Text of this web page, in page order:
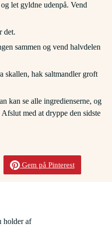
let gyldne udenpå. Vend
det.
sammen og vend halvdelen
skallen, hak saltmandler groft
kan se alle ingredienserne, og
med at dryppe den sidste
Gem på Pinterest
holder af